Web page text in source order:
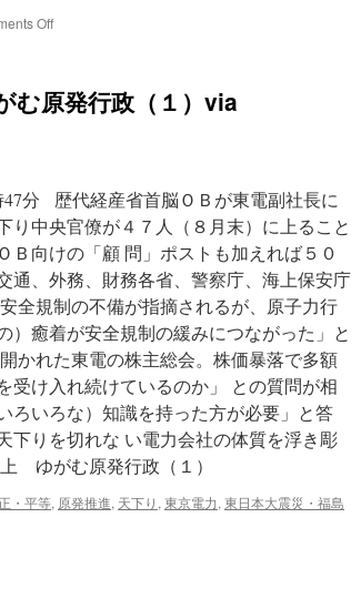
Offon
地
５
人
天
下
り
福
島
事
故
後、
電
力
関
連
業
界
む原発行政（１）via
分 歴代経産省首脳ＯＢが東電副社長に
中央官僚が４７人（８月末）に上ること
Ｂ向けの「顧 問」ポストも加えれば５０
通、外務、財務各省、警察庁、海上保安庁
全規制の不備が指摘されるが、原子力行
癒着が安全規制の緩みにつながった」と
かれた東電の株主総会。株価暴落で多額
受け入れ続けているのか」 との質問が相
ろいろな）知識を持った方が必要」と答
下りを切れな い電力会社の体質を浮き彫
ゆがむ原発行政（１）
・平等, 原発推進, 天下り , 東京電力, 東日本大震災・福島